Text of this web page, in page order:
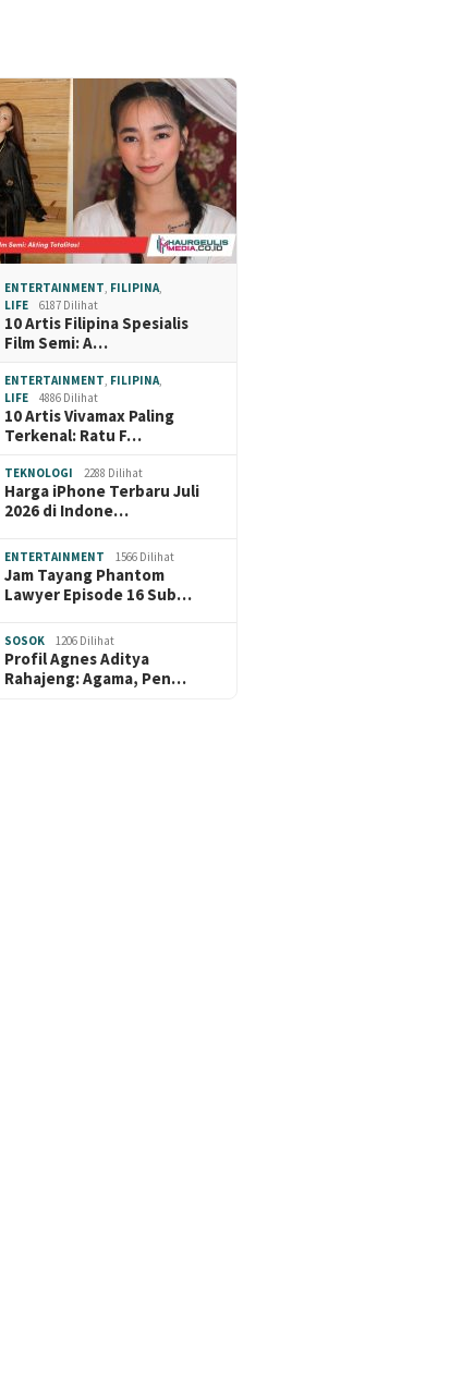
ENTERTAINMENT FILIPINA
LIFE
6187 Dilihat
10 Artis Filipina Spesialis
Film Semi: A…
ENTERTAINMENT FILIPINA
LIFE
4886 Dilihat
10 Artis Vivamax Paling
Terkenal: Ratu F…
TEKNOLOGI 2288 Dilihat
Harga iPhone Terbaru Juli
2026 di Indone…
ENTERTAINMENT 1566 Dilihat
Jam Tayang Phantom
Lawyer Episode 16 Sub…
SOSOK 1206 Dilihat
Profil Agnes Aditya
Rahajeng: Agama, Pen…